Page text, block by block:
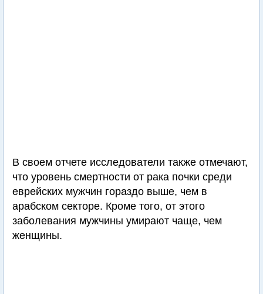
В своем отчете исследователи также отмечают,
что уровень смертности от рака почки среди
еврейских мужчин гораздо выше, чем в
арабском секторе. Кроме того, от этого
заболевания мужчины умирают чаще, чем
женщины.